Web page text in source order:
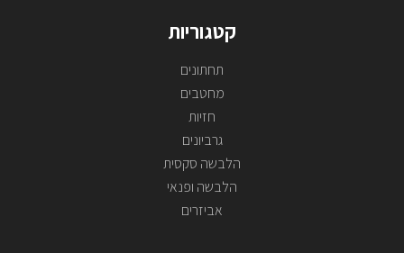
קטגוריות
תחתונים
מחטבים
חזיות
גרביונים
הלבשה סקסית
הלבשה ופנאי
אביזרים